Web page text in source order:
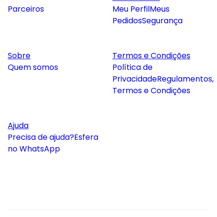
Parceiros
Meu PerfilMeus
PedidosSegurança
Sobre
Quem somos
Termos e Condições
Política de
PrivacidadeRegulamentos,
Termos e Condições
Ajuda
Precisa de ajuda?Esfera
no WhatsApp